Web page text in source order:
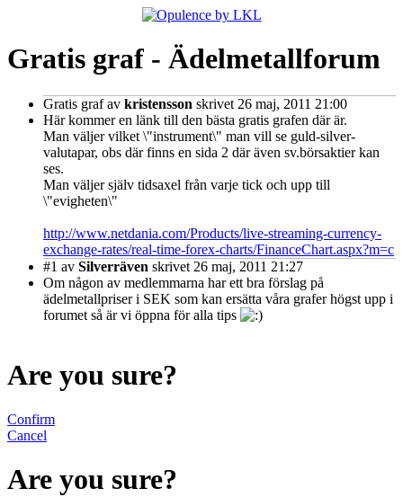
Gratis graf - Ädelmetallforum
Gratis grafav kristensson skrivet 26 maj, 2011 21:00
Här kommer en länk till den bästa gratis grafen där är.
Man väljer vilket \"instrument\" man vill se guld-silver-
valutapar, obs där finns en sida 2 där även sv.börsaktier kan
ses.
Man väljer själv tidsaxel från varje tick och upp till
\"evigheten\"
http://www.netdania.com/Products/live-streaming-currency-
exchange-rates/real-time-forex-charts/FinanceChart.aspx?m=c
#1 av Silverräven skrivet 26 maj, 2011 21:27
Om någon av medlemmarna har ett bra förslag på
ädelmetallpriser i SEK som kan ersätta våra grafer högst upp i
forumet så är vi öppna för alla tips
Are you sure?
Confirm
Cancel
Are you sure?